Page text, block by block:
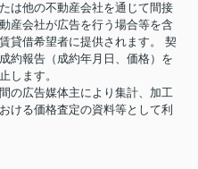
は他の不動産会社を通じて間接
産会社が広告を行う場合等を含
貸借希望者に提供されます。 契
約報告（成約年月日、価格）を
します。
の広告媒体主により集計、加工
ける価格査定の資料等として利